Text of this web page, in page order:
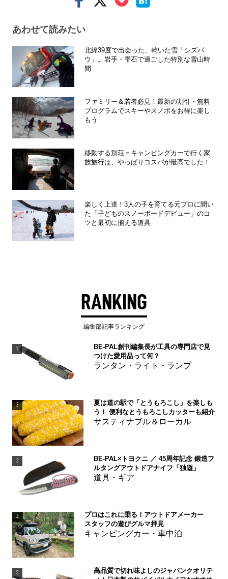
あわせて読みたい
北緯39度で出会った、乾いた雪「シズパ
ウ」。岩手・雫石で過ごした特別な雪山時
間
ファミリー＆若者必見！最新の割引・無料
プログラムでスキーやスノボをお得に楽し
もう
移動する別荘＝キャンピングカーで行く家
族旅行は、やっぱりコスパが最高でした！
楽しく上達！3人の子を育てる元プロに聞い
た「子どものスノーボードデビュー」のコ
ツと最初に揃える道具
RANKING
編集部記事ランキング
1
BE-PAL創刊編集長が工具の専門店で見
つけた愛用品って何？
ランタン・ライト・ランプ
2
夏は道の駅で「とうもろこし」を楽しも
う！ 便利なとうもろこしカッターも紹介
サスティナブル＆ローカル
3
BE-PAL×トヨクニ ／ 45周年記念 鍛造フ
ルタングアウトドアナイフ「独遊」
道具・ギア
4
プロはこれに乗る！アウトドアメーカー
スタッフの遊びグルマ拝見
キャンピングカー・車中泊
5
高品質で切れ味よしのジャパンクオリテ